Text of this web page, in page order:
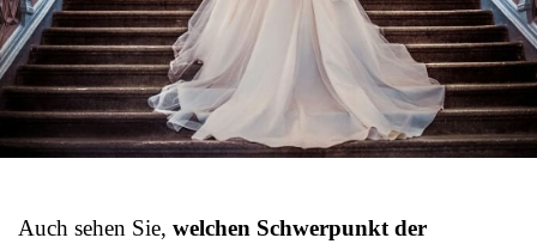
Auch sehen Sie, welchen Schwerpunkt der